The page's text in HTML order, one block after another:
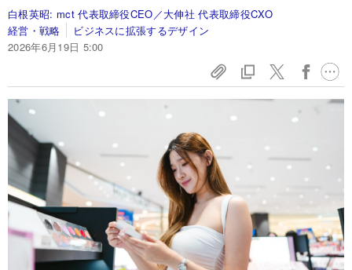
白根英昭: mct 代表取締役CEO／大伸社 代表取締役CXO
経営・戦略
ビジネスに拡張するデザイン
2026年6月19日 5:00